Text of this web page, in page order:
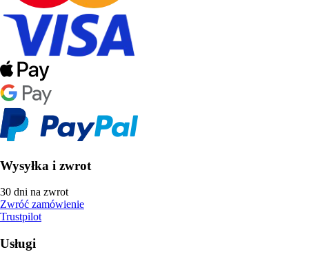
Wysyłka i zwrot
30 dni na zwrot
Zwróć zamówienie
Trustpilot
Usługi